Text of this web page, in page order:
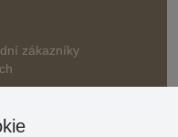
zákazníky